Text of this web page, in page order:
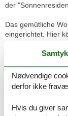
der
Das gemütliche
eingerichtet. Hier
Entertainment
einer weiteren
Die moderne und
Zubereitung Ihrer
Nødvendige
derfor ikke
Hvis du giver